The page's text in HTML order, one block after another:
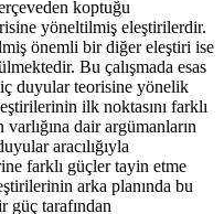
koptuğu
yöneltilmiş eleştirilerdir.
önemli bir diğer eleştiri ise
Bu çalışmada esas
duyular teorisine yönelik
ilk noktasını farklı
dair argümanların
aracılığıyla
farklı güçler tayin etme
arka planında bu
güç tarafından